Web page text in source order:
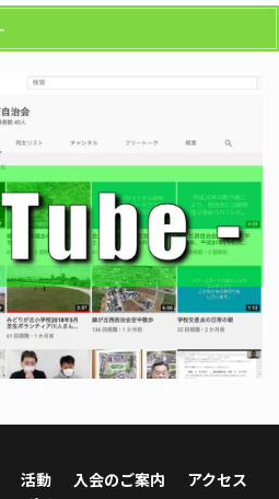
活動 入会のご案内
アクセス